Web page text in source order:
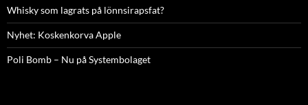
Whisky som lagrats på lönnsirapsfat?
Nyhet: Koskenkorva Apple
Poli Bomb – Nu på Systembolaget